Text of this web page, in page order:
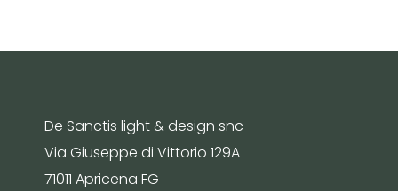
De Sanctis light & design snc
Via Giuseppe di Vittorio 129A
71011 Apricena FG